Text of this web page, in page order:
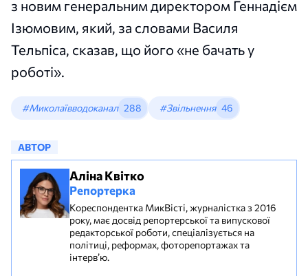
з новим генеральним директором Геннадієм
Ізюмовим, який, за словами Василя
Тельпіса, сказав, що його «не бачать у
роботі».
#Миколаївводоканал 288 #Звільнення 46
АВТОР
Аліна Квітко
Репортерка
Кореспондентка МикВісті, журналістка з 2016
року, має досвід репортерської та випускової
редакторської роботи, спеціалізується на
політиці, реформах, фоторепортажах та
інтерв’ю.